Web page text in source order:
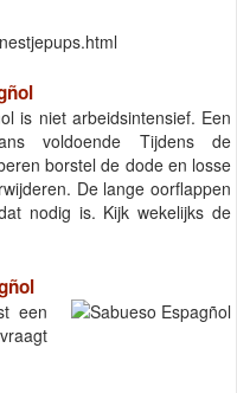
is niet arbeidsintensief. Een
voldoende Tijdens de
borstel de dode en losse
De lange oorflappen
nodig is. Kijk wekelijks de
een